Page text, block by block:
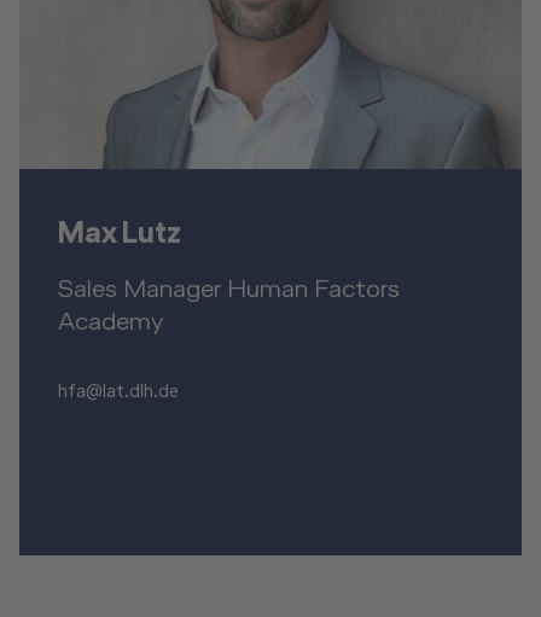
Max Lutz
Sales Manager Human Factors
Academy
hfa@lat.dlh.de